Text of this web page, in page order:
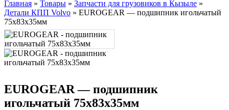
Главная » Товары » Запчасти для грузовиков в Кызыле »
Детали КПП Volvo » EUROGEAR — подшипник игольчатый
75x83x35мм
EUROGEAR — подшипник
игольчатый 75x83x35мм